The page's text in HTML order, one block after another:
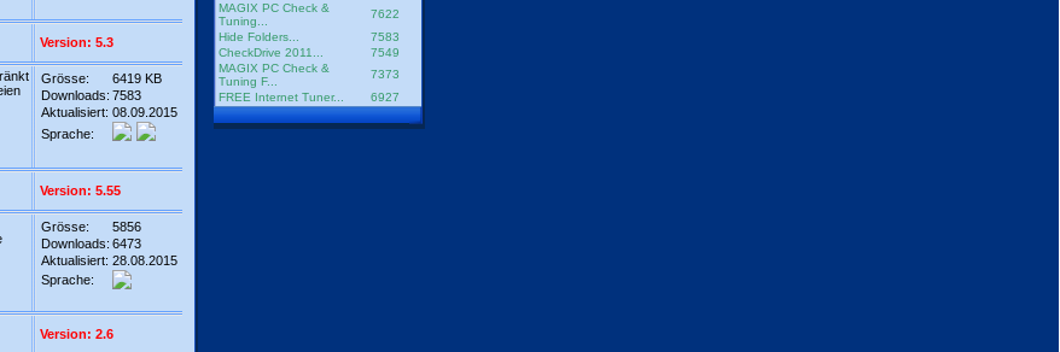
Version: 5.3
Grösse:
6419 KB
Downloads: 7583
Aktualisiert: 08.09.2015
Sprache:
Version: 5.55
Grösse:
5856
Downloads: 6473
Aktualisiert: 28.08.2015
Sprache:
Version: 2.6
MAGIX PC Check &
Tuning...
7622
Hide Folders...
7583
CheckDrive 2011...
7549
MAGIX PC Check &
Tuning F...
7373
FREE Internet Tuner...
6927